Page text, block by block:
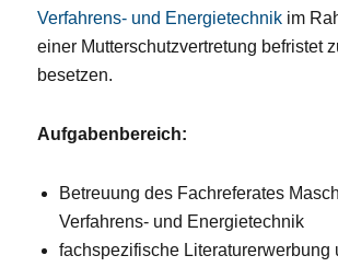
Verfahrens- und Energietechnik im
einer Mutterschutzvertretung befristet
besetzen.
Aufgabenbereich:
Betreuung des Fachreferates
Verfahrens- und Energietechnik
fachspezifische Literaturerwerbung